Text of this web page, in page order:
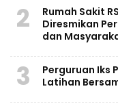
2
Rumah Sakit
Diresmikan
dan
3
Perguruan Iks
Latihan